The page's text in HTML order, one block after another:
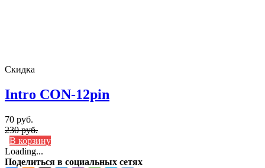
Скидка
Intro CON-12pin
70 руб.
230 руб.
В корзину
Loading...
Поделиться в социальных сетях